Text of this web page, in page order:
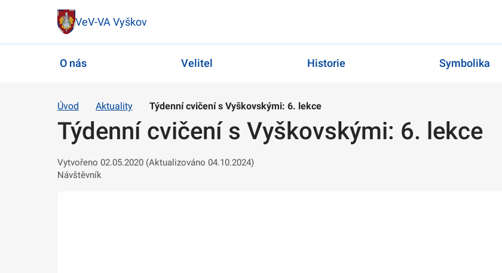
VeV-VA Vyškov
O nás Velitel Historie Symbolika
Úvod Aktuality Týdenní cvičení s Vyškovskými: 6. lekce
Týdenní cvičení s Vyškovskými: 6. lekce
Vytvořeno 02.05.2020 (Aktualizováno 04.10.2024)
Návštěvník